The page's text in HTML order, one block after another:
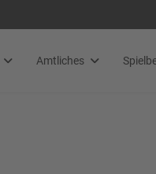
Amtliches